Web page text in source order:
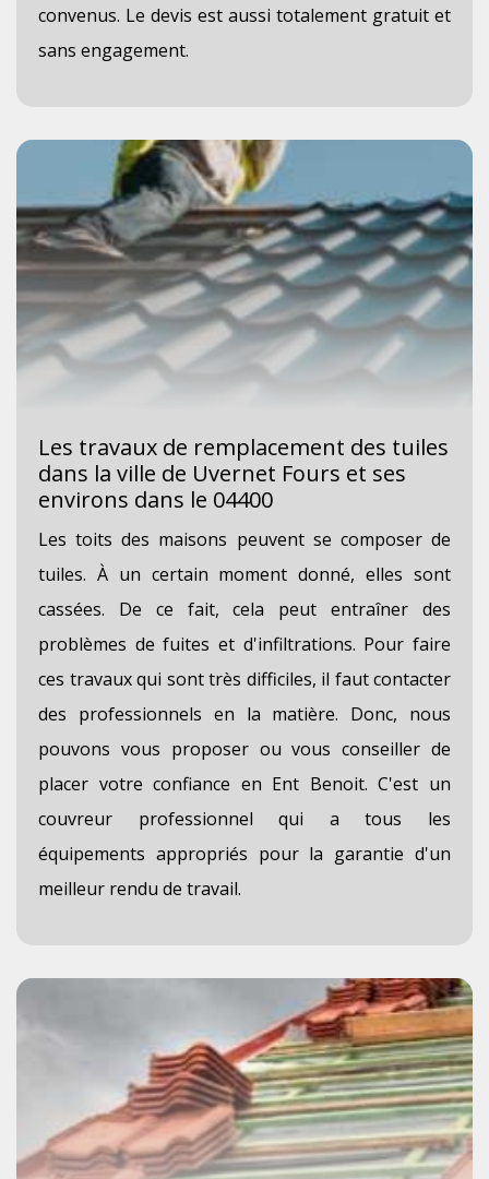
convenus. Le devis est aussi totalement gratuit et
sans engagement.
Les travaux de remplacement des tuiles
dans la ville de Uvernet Fours et ses
environs dans le 04400
Les toits des maisons peuvent se composer de
tuiles. À un certain moment donné, elles sont
cassées. De ce fait, cela peut entraîner des
problèmes de fuites et d'infiltrations. Pour faire
ces travaux qui sont très difficiles, il faut contacter
des professionnels en la matière. Donc, nous
pouvons vous proposer ou vous conseiller de
placer votre confiance en Ent Benoit. C'est un
couvreur professionnel qui a tous les
équipements appropriés pour la garantie d'un
meilleur rendu de travail.